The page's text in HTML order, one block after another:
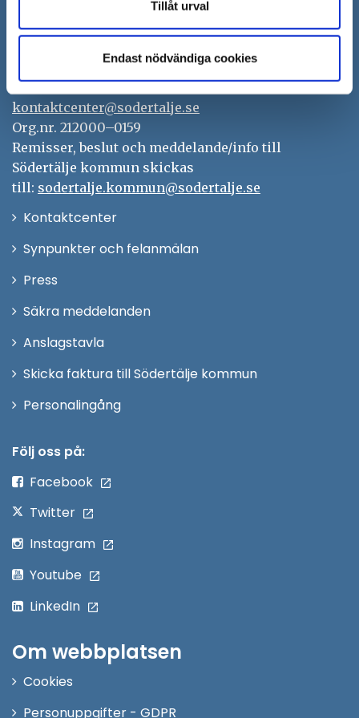
Tillåt urval
Endast nödvändiga cookies
Södertälje kommun
Besöksadress: Nyköpingsvägen 26
kontaktcenter@sodertalje.se
Org.nr. 212000–0159
Remisser, beslut och meddelande/info till
Södertälje kommun skickas
till: sodertalje.kommun@sodertalje.se
KontaktcenterÖppna
Synpunkter och felanmälan
Press
fönster
Säkra meddelanden
Anslagstavla
Skicka faktura till Södertälje kommun
PersonalingångÖppna
Följ oss på:
Facebook
Twitter
Instagram
Youtube
LinkedIn
Om webbplatsen
Cookies
Personuppgifter - GDPR